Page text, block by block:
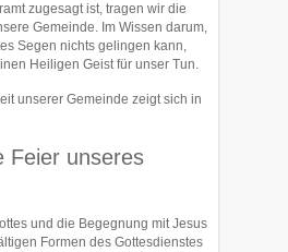
zu­ge­sagt ist, tragen wir die
Gemeinde. Im Wissen darum,
Segen nichts gelingen kann,
Heiligen Geist für unser Tun.
unserer Gemeinde zeigt sich in
Feier unseres
und die Begegnung mit Jesus
Formen des Gottesdienstes